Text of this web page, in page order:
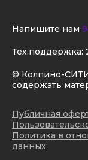
© Колпино-
содержать
Публичная
Политика в
данных
Напишите нам
Тех.поддержка: